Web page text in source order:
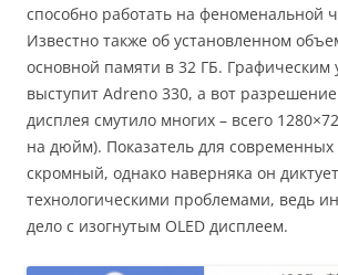
способно работать на феноменальной
Известно также об установленном
основной памяти в 32 ГБ. Графическим
выступит Adreno 330, а вот
дисплея смутило многих – всего
на дюйм). Показатель для
скромный, однако наверняка он
технологическими проблемами, ведь
дело с изогнутым OLED дисплеем.